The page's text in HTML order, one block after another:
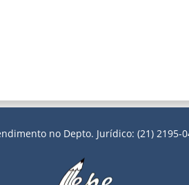
no Depto. Jurídico: (21) 2195-